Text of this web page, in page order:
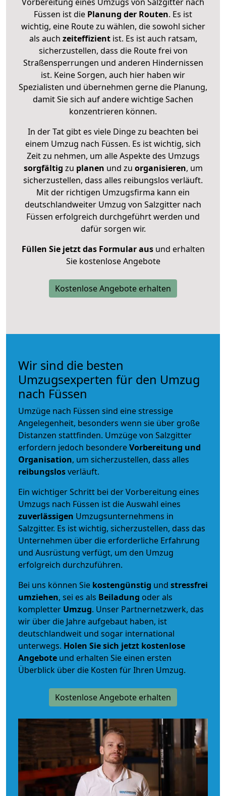
Füssen ist die Planung der Routen. Es ist
wichtig, eine Route zu wählen, die sowohl sicher
als auch zeiteffizientist. Es ist auch ratsam,
sicherzustellen, dass die Route frei von
Straßensperrungen und anderen Hindernissen
ist. Keine Sorgen, auch hier haben wir
Spezialisten und übernehmen gerne die Planung,
damit Sie sich auf andere wichtige Sachen
konzentrieren können.
In der Tat gibt es viele Dinge zu beachten bei
einem Umzug nach Füssen. Es ist wichtig, sich
Zeit zu nehmen, um alle Aspekte des Umzugs
sorgfältig zu planen und zu organisieren, um
sicherzustellen, dass alles reibungslos verläuft.
Mit der richtigen Umzugsfirma kann ein
deutschlandweiter Umzug von Salzgitter nach
Füssen erfolgreich durchgeführt werden und
dafür sorgen wir.
Füllen Sie jetzt das Formular ausund erhalten
Sie kostenlose Angebote
Kostenlose Angebote erhalten
Wir sind die besten
Umzugsexperten für den Umzug
nach Füssen
Umzüge nach Füssen sind eine stressige
Angelegenheit, besonders wenn sie über große
Distanzen stattfinden. Umzüge von Salzgitter
erfordern jedoch besondereVorbereitung und
Organisation, um sicherzustellen, dass alles
reibungslosverläuft.
Ein wichtiger Schritt bei der Vorbereitung eines
Umzugs nach Füssen ist die Auswahl eines
zuverlässigen Umzugsunternehmens in
Salzgitter. Es ist wichtig, sicherzustellen, dass das
Unternehmen über die erforderliche Erfahrung
und Ausrüstung verfügt, um den Umzug
erfolgreich durchzuführen.
Bei uns können Sie kostengünstig und stressfrei
umziehen, sei es als Beiladung oder als
kompletter Umzug. Unser Partnernetzwerk, das
wir über die Jahre aufgebaut haben, ist
deutschlandweit und sogar international
unterwegs. Holen Sie sich jetzt kostenlose
Angebote und erhalten Sie einen ersten
Überblick über die Kosten für Ihren Umzug.
Kostenlose Angebote erhalten